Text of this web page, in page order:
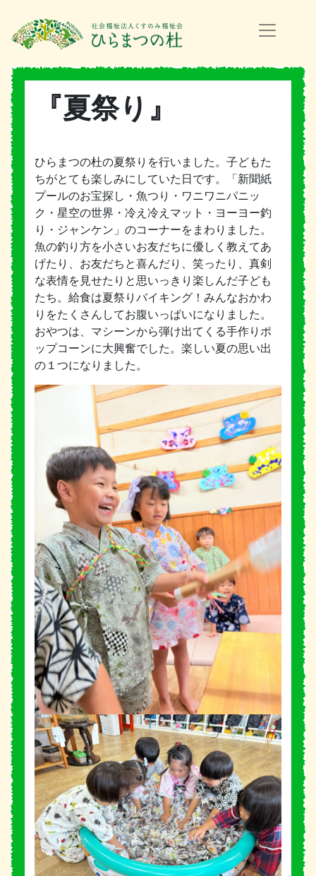
『夏祭り』
ひらまつの杜の夏祭りを行いました。子どもた
ちがとても楽しみにしていた日です。「新聞紙
プールのお宝探し・魚つり・ワニワニパニッ
ク・星空の世界・冷え冷えマット・ヨーヨー釣
り・ジャンケン」のコーナーをまわりました。
魚の釣り方を小さいお友だちに優しく教えてあ
げたり、お友だちと喜んだり、笑ったり、真剣
な表情を見せたりと思いっきり楽しんだ子ども
たち。給食は夏祭りバイキング！みんなおかわ
りをたくさんしてお腹いっぱいになりました。
おやつは、マシーンから弾け出てくる手作りポ
ップコーンに大興奮でした。楽しい夏の思い出
の１つになりました。